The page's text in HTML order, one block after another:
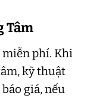
Tâm
phí. Khi
kỹ thuật
giá, nếu